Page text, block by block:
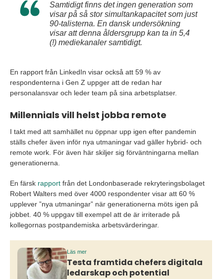
Samtidigt finns det ingen generation som
visar på så stor simultankapacitet som just
90-talisterna. En dansk undersökning
visar att denna åldersgrupp kan ta in 5,4
(!) mediekanaler samtidigt.
En rapport från LinkedIn visar också att 59 % av
respondenterna i Gen Z uppger att de redan har
personalansvar och leder team på sina arbetsplatser.
Millennials vill helst jobba remote
I takt med att samhället nu öppnar upp igen efter pandemin
ställs chefer även inför nya utmaningar vad gäller hybrid- och
remote work. För även här skiljer sig förväntningarna mellan
generationerna.
En färsk rapport från det Londonbaserade rekryteringsbolaget
Robert Walters med över 4000 respondenter visar att 60 %
upplever ”nya utmaningar” när generationerna möts igen på
jobbet. 40 % uppgav till exempel att de är irriterade på
kollegornas postpandemiska arbetsvärderingar.
Läs mer
Testa framtida chefers digitala
ledarskap och potential